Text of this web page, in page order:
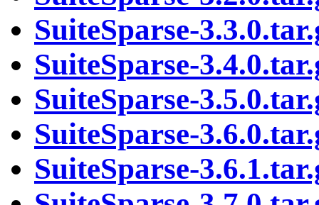
SuiteSparse-
SuiteSparse-
SuiteSparse-
SuiteSparse-
SuiteSparse-